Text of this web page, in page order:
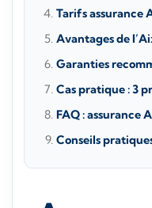
Tarifs assurance
Avantages de
Garanties
Cas pratique : 3
FAQ : assurance
Conseils